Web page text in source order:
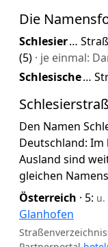
Die
Schlesier…
(5) · je einmal:
Schlesische…
Den Namen
Deutschland:
Ausland sind
gleichen
Österreich · 5: u.
Glanhofen